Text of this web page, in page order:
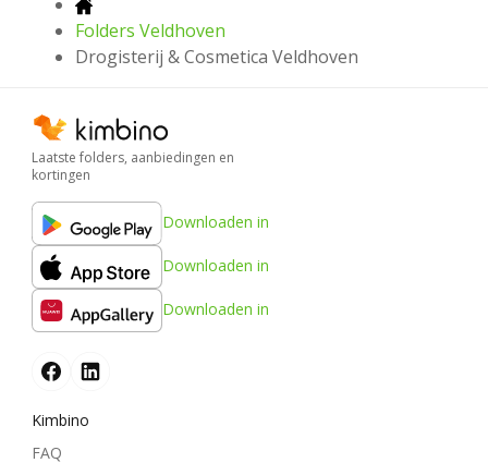
Folders Veldhoven
Drogisterij & Cosmetica Veldhoven
Laatste folders, aanbiedingen en
kortingen
Downloaden in
Downloaden in
Downloaden in
Kimbino
FAQ